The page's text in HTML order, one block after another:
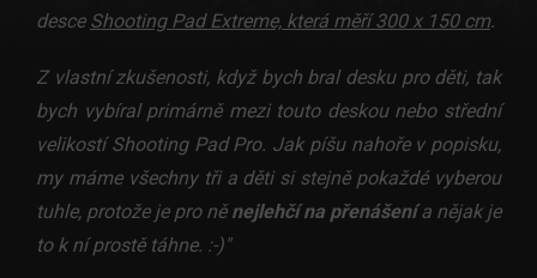
desce Shooting Pad Extreme, která měří 300 x 150 cm.
Z vlastní zkušenosti, když bych bral desku pro děti, tak
bych vybíral primárně mezi touto deskou nebo střední
velikostí Shooting Pad Pro. Jak píšu nahoře v popisku,
my máme všechny tři a děti si stejně pokaždé vyberou
tuhle, protože je pro ně nejlehčí na přenášenía nějak je
to k ní prostě táhne. :-)"